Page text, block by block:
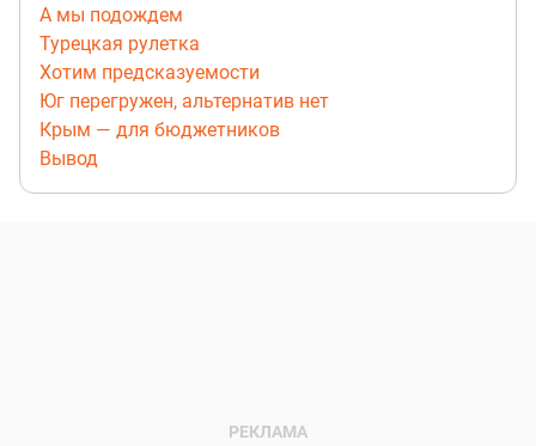
А мы подождем
Турецкая рулетка
Хотим предсказуемости
Юг перегружен, альтернатив нет
Крым — для бюджетников
Вывод